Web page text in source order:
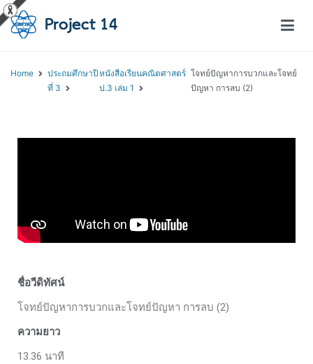
Home
ประถมศึกษาปี
ที่ 3
หนังสือเรียนคณิตศาสตร์
ป.3 เล่ม 1
โจทย์ปัญหาการบวกและโจทย์
ปัญหา การลบ (2)
ชื่อวีดิทัศน์
โจทย์ปัญหาการบวกและโจทย์ปัญหา การลบ (2)
ความยาว
13.36 นาที